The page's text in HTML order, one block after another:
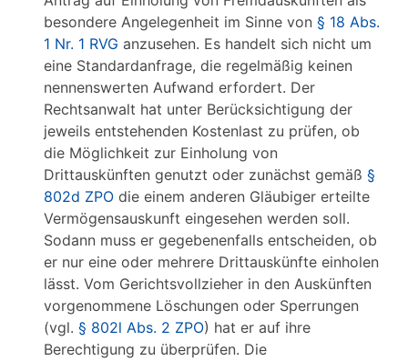
besondere Angelegenheit im Sinne von § 18 Abs.
1 Nr. 1 RVG anzusehen. Es handelt sich nicht um
eine Standardanfrage, die regelmäßig keinen
nennenswerten Aufwand erfordert. Der
Rechtsanwalt hat unter Berücksichtigung der
jeweils entstehenden Kostenlast zu prüfen, ob
die Möglichkeit zur Einholung von
Drittauskünften genutzt oder zunächst gemäß §
802d ZPO die einem anderen Gläubiger erteilte
Vermögensauskunft eingesehen werden soll.
Sodann muss er gegebenenfalls entscheiden, ob
er nur eine oder mehrere Drittauskünfte einholen
lässt. Vom Gerichtsvollzieher in den Auskünften
vorgenommene Löschungen oder Sperrungen
(vgl. § 802l Abs. 2 ZPO) hat er auf ihre
Berechtigung zu überprüfen. Die